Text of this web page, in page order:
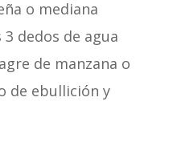
o mediana
dedos de agua
de manzana o
de ebullición y